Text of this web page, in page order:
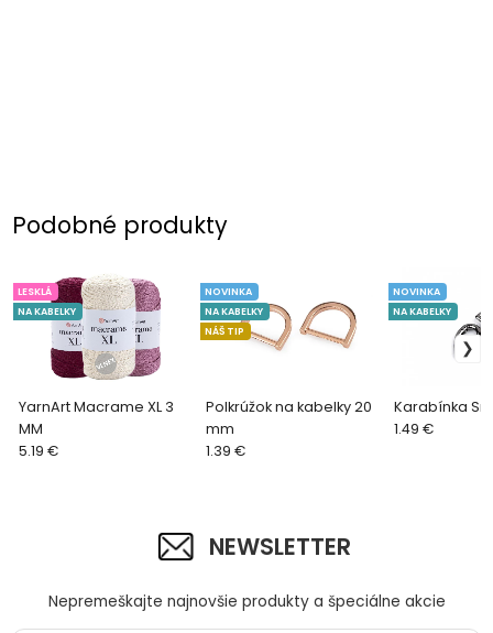
Podobné produkty
YarnArt Macrame XL 3
MM
LESKLÁ
NA KABELKY
5.19 €
Polkrúžok na kabelky 20
mm
NOVINKA
NA KABELKY
NÁŠ TIP
1.39 €
Karabínka
NOVINKA
NA KABELKY
1.49 €
NEWSLETTER
Nepremeškajte najnovšie produkty a špeciálne akcie